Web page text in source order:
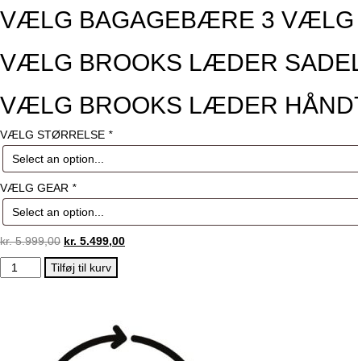
VÆLG BAGAGEBÆRE 3 VÆLG
VÆLG BROOKS LÆDER
VÆLG BROOKS LÆDER
VÆLG STØRRELSE *
VÆLG GEAR *
kr.5.999,00 kr. 5.499,00
REMINGTON
BIXBY
Tilføj til kurv